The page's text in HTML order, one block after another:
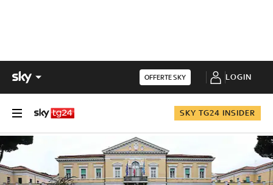
OFFERTE SKY LOGIN
SKY TG24 INSIDER